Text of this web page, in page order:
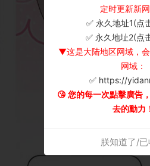
定时更新新网
✅ 永久地址1(点
✅ 永久地址2(点
▼这是大陆地区网域，
网域：
✅ https://
😘 您的每一次點擊廣告
去的動力
朕知道了/